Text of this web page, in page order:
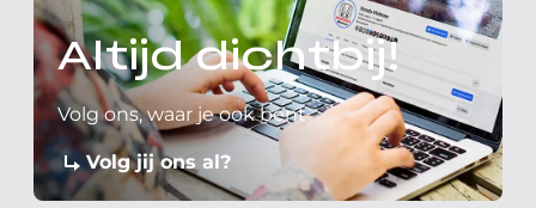
Altijd dichtbij!
Volg ons, waar je ook bent
Volg jij ons al?